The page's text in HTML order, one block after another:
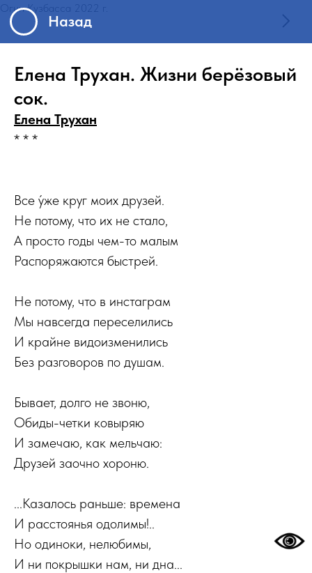
Огни Кузбасса 2022 г.
Елена Трухан. Жизни берёзовый
сок.
Елена Трухан
* * *
Все у́же круг моих друзей.
Не потому, что их не стало,
А просто годы чем-то малым
Распоряжаются быстрей.
Не потому, что в инстаграм
Мы навсегда переселились
И крайне видоизменились
Без разговоров по душам.
Бывает, долго не звоню,
Обиды-четки ковыряю
И замечаю, как мельчаю:
Друзей заочно хороню.
...Казалось раньше: времена
И расстоянья одолимы!..
Но одиноки, нелюбимы,
И ни покрышки нам, ни дна...
Назад